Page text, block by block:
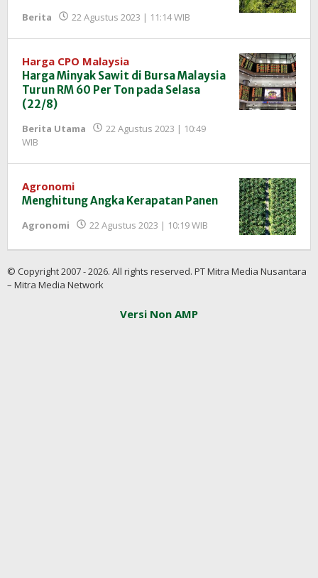
Berita 22 Agustus 2023 | 11:14 WIB
InfoSAWIT
Harga CPO Malaysia
Harga Minyak Sawit di Bursa Malaysia
Turun RM 60 Per Ton pada Selasa
(22/8)
Berita Utama
22 Agustus 2023 | 10:49
WIB
InfoSAWIT
Agronomi
Menghitung Angka Kerapatan Panen
Agronomi 22 Agustus 2023 | 10:19 WIB
Redaksi
InfoSAWIT
© Copyright 2007 - 2026. All rights reserved. PT Mitra Media Nusantara
– Mitra Media Network
Versi Non AMP